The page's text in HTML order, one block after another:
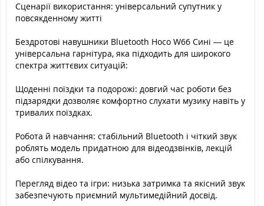
Сценарії використання: універсальний супутник у
повсякденному житті
Бездротові навушники Bluetooth Hoco W66 Сині — це
універсальна гарнітура, яка підходить для широкого
спектра життєвих ситуацій:
Щоденні поїздки та подорожі: довгий час роботи без
підзарядки дозволяє комфортно слухати музику навіть у
тривалих поїздках.
Робота й навчання: стабільний Bluetooth і чіткий звук
роблять модель придатною для відеодзвінків, лекцій
або спілкування.
Перегляд відео та ігри: низька затримка та якісний звук
забезпечують приємний мультимедійний досвід.